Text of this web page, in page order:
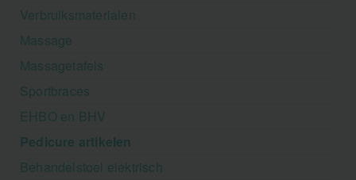
Verbruiksmaterialen
Massage
Massagetafels
Sportbraces
EHBO en BHV
Pedicure artikelen
Behandelstoel elektrisch